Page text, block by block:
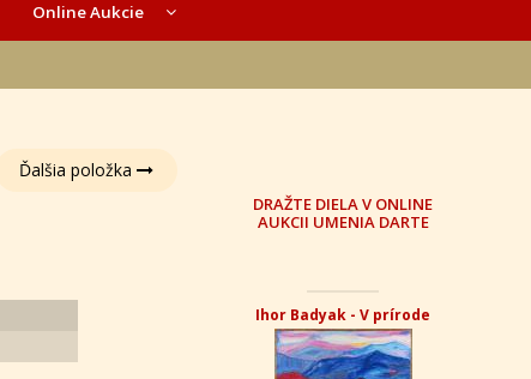
Online Aukcie
Ďalšia položka
DRAŽTE DIELA V ONLINE
AUKCII UMENIA DARTE
Ihor Badyak - V prírode